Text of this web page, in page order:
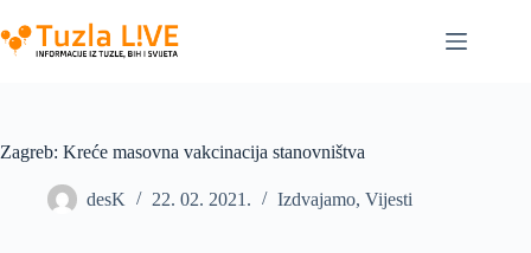
to
content
Zagreb: Kreće masovna vakcinacija stanovništva
desK 22. 02. 2021. Izdvajamo, Vijesti